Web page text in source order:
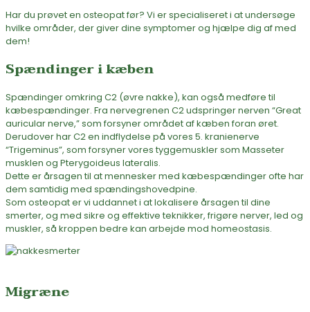
Har du prøvet en osteopat før? Vi er specialiseret i at undersøge
hvilke områder, der giver dine symptomer og hjælpe dig af med
dem!
Spændinger i kæben
Spændinger omkring C2 (øvre nakke), kan også medføre til
kæbespændinger. Fra nervegrenen C2 udspringer nerven “Great
auricular nerve,” som forsyner området af kæben foran øret.
Derudover har C2 en indflydelse på vores 5. kranienerve
“Trigeminus”, som forsyner vores tyggemuskler som Masseter
musklen og Pterygoideus lateralis.
Dette er årsagen til at mennesker med kæbespændinger ofte har
dem samtidig med spændingshovedpine.
Som osteopat er vi uddannet i at lokalisere årsagen til dine
smerter, og med sikre og effektive teknikker, frigøre nerver, led og
muskler, så kroppen bedre kan arbejde mod homeostasis.
Migræne